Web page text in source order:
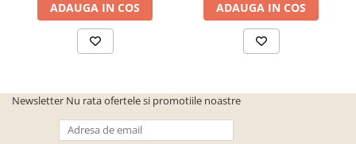
Seturi mobilier birou complet
Camera copiilor
Birouri camera copilului
Fotolii
Paturi pentru copii
ADAUGA IN COS ADAUGA IN COS
Newsletter Nu rata ofertele si promotiile noastre